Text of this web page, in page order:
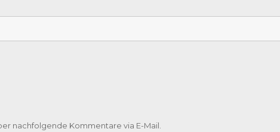
nachfolgende Kommentare via E-Mail.